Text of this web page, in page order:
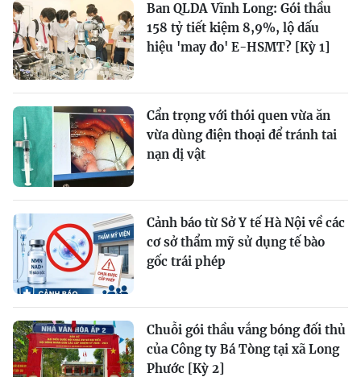
Ban QLDA Vĩnh Long: Gói thầu
158 tỷ tiết kiệm 8,9%, lộ dấu
hiệu 'may đo' E-HSMT? [Kỳ 1]
Cẩn trọng với thói quen vừa ăn
vừa dùng điện thoại để tránh tai
nạn dị vật
Cảnh báo từ Sở Y tế Hà Nội về các
cơ sở thẩm mỹ sử dụng tế bào
gốc trái phép
Chuỗi gói thầu vắng bóng đối thủ
của Công ty Bá Tòng tại xã Long
Phước [Kỳ 2]